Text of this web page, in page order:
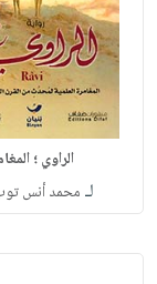
الراوي ؛
لـ محمد أنس